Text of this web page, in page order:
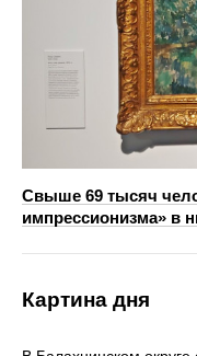
Свыше 69 тысяч
импрессионизма» в
Картина дня